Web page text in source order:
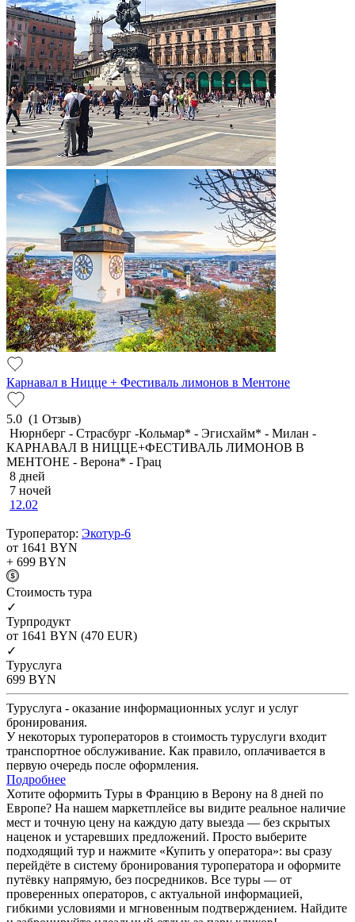
Карнавал в Ницце + Фестиваль лимонов в Ментоне
5.0 (1 Отзыв)
Нюрнберг - Страсбург -Кольмар* - Эгисхайм* - Милан -
КАРНАВАЛ В НИЦЦЕ+ФЕСТИВАЛЬ ЛИМОНОВ В
МЕНТОНЕ - Верона* - Грац
8 дней
7 ночей
12.02
Туроператор: Экотур-6
от 1641 BYN
+ 699 BYN
Cтоимость тура
✓
Турпродукт
от 1641 BYN (470 EUR)
✓
Туруслуга
699 BYN
Туруслуга - оказание информационных услуг и услуг
бронирования.
У некоторых туроператоров в стоимость туруслуги входит
транспортное обслуживание. Как правило, оплачивается в
первую очередь после оформления.
Подробнее
Хотите оформить Туры в Францию в Верону на 8 дней по
Европе? На нашем маркетплейсе вы видите реальное наличие
мест и точную цену на каждую дату выезда — без скрытых
наценок и устаревших предложений. Просто выберите
подходящий тур и нажмите «Купить у оператора»: вы сразу
перейдёте в систему бронирования туроператора и оформите
путёвку напрямую, без посредников. Все туры — от
проверенных операторов, с актуальной информацией,
гибкими условиями и мгновенным подтверждением. Найдите